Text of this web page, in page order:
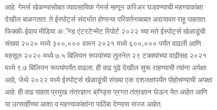
आहे. गेमर्स खेळण्‍यासोबत व्‍यावसायिक गेमर्स म्‍हणून करिअर घडवण्‍याची महत्त्वाकांक्षा
देखील बाळगतात. ते ईस्‍पोर्ट्स संदर्भात होणाऱ्या परिवर्तनाबाबत अद्ययावत राहू पाहतात.
फिक्‍की-ईवाय मीडिया अॅण्‍ड एंटरटेन्‍मेंट रिपोर्ट २०२२ च्‍या मते ईस्‍पोर्ट्स खेळाडूंची
संख्‍या २०२० मध्‍ये ३००,००० वरून २०२१ मध्‍ये ६००,००० पर्यंत वाढली आणि
महसूल २०२० मध्‍ये ७.५ बिलियन रूपयांच्‍या तुलनेत २९ टक्‍क्‍यांच्‍या वाढीसह २०२१
मध्‍ये ९.७ बिलियन रूपयांपर्यंत वाढला. ही वाढ पुढे देखील सुरू राहण्‍याची त्‍यांना अपेक्षा
आहे, जेथे २०२२ मध्‍ये ईस्‍पोर्ट्स खेळाडूंची संख्‍या एक दशलक्षापर्यंत पोहोचण्‍याची अपक्षा
आहे. ही वाढ पाहता प्रमुख तंत्रज्ञान ब्रॅण्‍ड्स प्रगत तंत्रज्ञान घेऊन येत आहेत आणि
या उत्‍साहींच्‍या आशा व महत्त्वाकांक्षांना पाठिंबा देण्‍यास सज्‍ज आहेत.